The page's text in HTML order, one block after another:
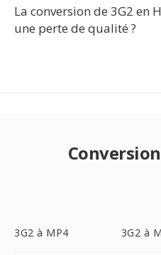
La conversion de 3G2 en
une perte de qualité ?
3G2 à MP4 3G2 à